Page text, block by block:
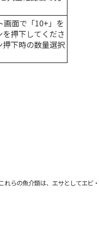
面で「10+」を
押下してくださ
下時の数量選択
らの魚介類は、エサとしてエビ・